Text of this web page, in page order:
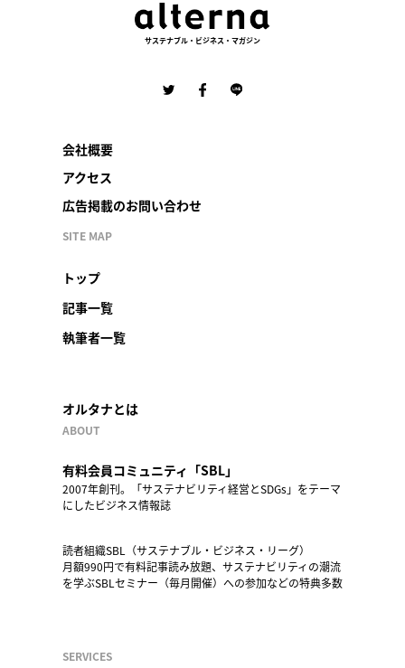
サステナブル・ビジネス・マガジン
会社概要
アクセス
広告掲載のお問い合わせ
SITE MAP
トップ
記事一覧
執筆者一覧
オルタナとは
ABOUT
有料会員コミュニティ「SBL」
2007年創刊。「サステナビリティ経営とSDGs」をテーマ
にしたビジネス情報誌
読者組織SBL（サステナブル・ビジネス・リーグ）
月額990円で有料記事読み放題、サステナビリティの潮流
を学ぶSBLセミナー（毎月開催）への参加などの特典多数
SERVICES